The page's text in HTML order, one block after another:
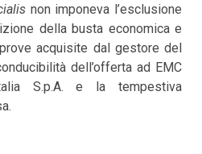
non imponeva l’esclusione
della busta economica e
acquisite dal gestore del
dell’offerta ad EMC
S.p.A. e la tempestiva